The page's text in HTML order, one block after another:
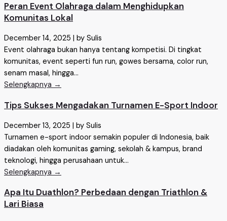
Peran Event Olahraga dalam Menghidupkan
Komunitas Lokal
December 14, 2025
by Sulis
Event olahraga bukan hanya tentang kompetisi. Di tingkat
komunitas, event seperti fun run, gowes bersama, color run,
senam masal, hingga...
Selengkapnya →
Tips Sukses Mengadakan Turnamen E-Sport Indoor
December 13, 2025 | by Sulis
Turnamen e-sport indoor semakin populer di Indonesia, baik
diadakan oleh komunitas gaming, sekolah & kampus, brand
teknologi, hingga perusahaan untuk...
Selengkapnya →
Apa Itu Duathlon? Perbedaan dengan Triathlon &
Lari Biasa